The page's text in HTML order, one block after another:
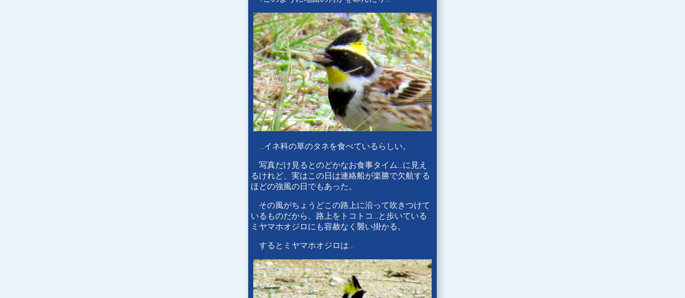
…イネ科の草のタネを食べているらしい。
写真だけ見るとのどかなお食事タイム…に見え
るけれど、実はこの日は連絡船が楽勝で欠航する
ほどの強風の日でもあった。
その風がちょうどこの路上に沿って吹きつけて
いるものだから、路上をトコトコ…と歩いている
ミヤマホオジロにも容赦なく襲い掛かる。
するとミヤマホオジロは…